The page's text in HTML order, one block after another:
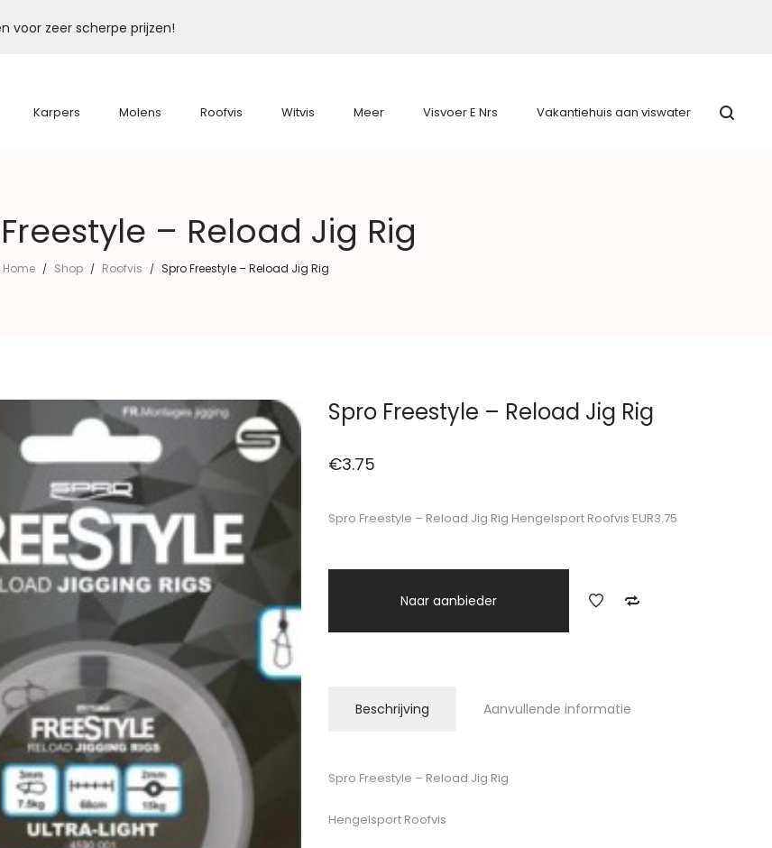
voor zeer scherpe prijzen!
Karpers Molens Roofvis Witvis Meer Visvoer E Nrs Vakantiehuis aan viswater
– Reload Jig Rig
Home / Shop / Roofvis / Spro Freestyle – Reload Jig Rig
Spro Freestyle – Reload Jig Rig
€3.75
Spro Freestyle – Reload Jig Rig Hengelsport Roofvis EUR3.75
Naar aanbieder
Beschrijving Aanvullende informatie
Spro Freestyle – Reload Jig Rig
Hengelsport Roofvis